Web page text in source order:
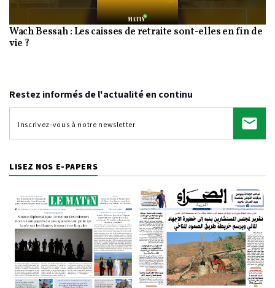
Video
Wach Bessah : Les caisses de retraite sont-elles en fin de
vie ?
Restez informés de l'actualité en continu
LISEZ NOS E-PAPERS